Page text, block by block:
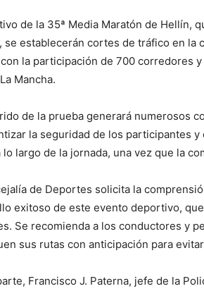
de la 35ª Media Maratón de Hellín,
se establecerán cortes de tráfico en la
la participación de 700 corredores
Mancha.
de la prueba generará numerosos
la seguridad de los participantes
lo largo de la jornada, una vez que la
de Deportes solicita la
exitoso de este evento deportivo,
Se recomienda a los conductores y
sus rutas con anticipación para
Francisco J. Paterna, jefe de la